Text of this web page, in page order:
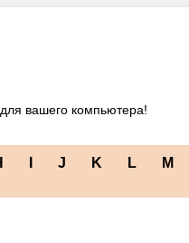
вашего компьютера!
J K L M